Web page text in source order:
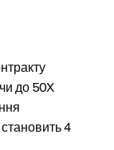
до 50X
4